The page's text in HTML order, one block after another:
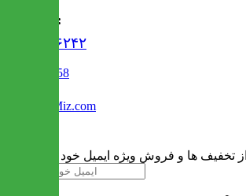
تماس با ما :
۰۲۱۹۱۳۰۶۲۴۲
02122509458
Info@IranMiz.com
تخفیف ها و فروش ویژه ایمیل خود را وارد کنید